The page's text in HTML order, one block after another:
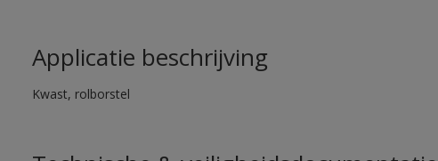
Applicatie beschrijving
Kwast, rolborstel